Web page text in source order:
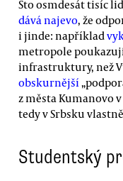
Sto osmdesát tisíc
dává najevo, že
i jinde: například
metropole
infrastruktury, než
obskurnější
z města Kumanovo
tedy v Srbsku
Studentský